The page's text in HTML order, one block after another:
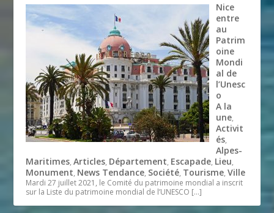
Nice
entre
au
Patrim
oine
Mondi
al de
l’Unesc
o
A la
une,
Activit
és,
Alpes-
Maritimes,Articles, Département, Escapade, Lieu,
Monument, News Tendance, Société, Tourisme,Ville
Mardi 27 juillet 2021, le Comité du patrimoine mondial a inscrit
sur la Liste du patrimoine mondial de l’UNESCO […]